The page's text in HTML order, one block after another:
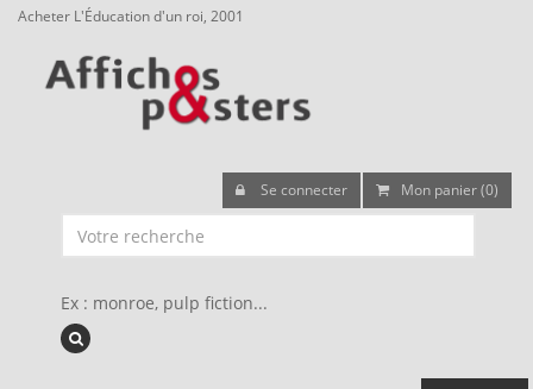
Acheter L'Éducation d'un roi, 2001
Se connecter Mon panier (0)
Ex : monroe, pulp fiction...